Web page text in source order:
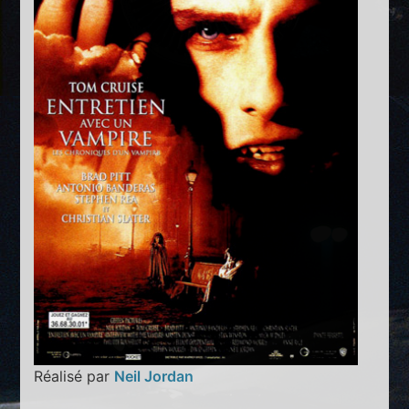
Réalisé par Neil Jordan